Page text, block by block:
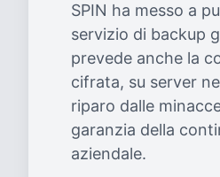
SPIN ha messo a
servizio di backup
prevede anche la
cifrata, su server
riparo dalle
garanzia della
aziendale.